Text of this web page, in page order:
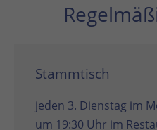
Stammtisch
jeden 3. Dienstag im
um 19:30 Uhr im